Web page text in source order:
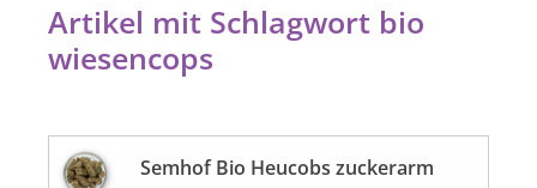
FÜTTERUNGSKONZEPT
AKTIONEN
Artikel mit Schlagwort bio
wiesencops
Semhof Bio Heucobs zuckerarm